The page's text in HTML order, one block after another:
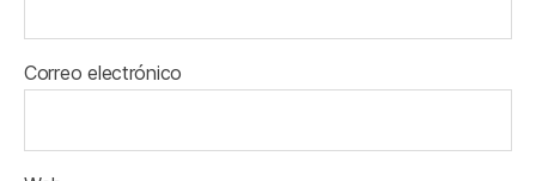
Correo electrónico